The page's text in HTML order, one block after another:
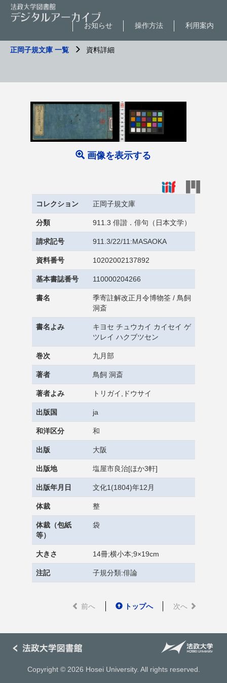
利用案内
操作方法
お知らせ
正岡子規文庫 一覧 資料詳細
画像を表示する
コレクション 正岡子規文庫
分類 911.3 俳諧．俳句（日本文学）
請求記号 911.3/22/11:MASAOKA
資料番号 10202002137892
基本書誌番号 110000204266
書名
季寄註解改正月令博物筌 / 鳥飼
洞斎
書名よみ
キヨセ チュウカイ カイセイ ゲ
ツレイ ハクブツセン
巻次 九月部
著者 鳥飼 洞斎
著者よみ トリガイ,ドウサイ
出版国 ja
和洋区分 和
出版 大阪
出版地 塩屋市良治[ほか3軒]
出版年月日 文化1(1804)年12月
体裁 整
体裁（包紙
等）
袋
大きさ 14冊;横小本;9×19cm
注記 子規分類:俳論
前へ トップへ 次へ
Copyright © 2026 Hosei University. All rights reserved.